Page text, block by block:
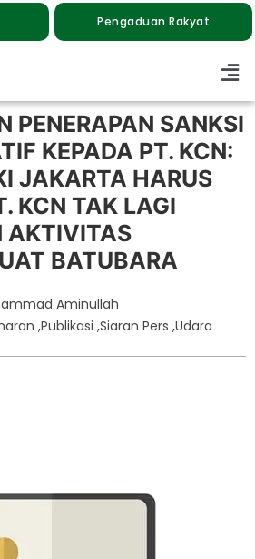
Pengaduan Rakyat
PENERAPAN SANKSI
KEPADA PT. KCN:
JAKARTA HARUS
KCN TAK LAGI
AKTIVITAS
BATUBARA
Aminullah
,Publikasi ,Siaran Pers ,Udara